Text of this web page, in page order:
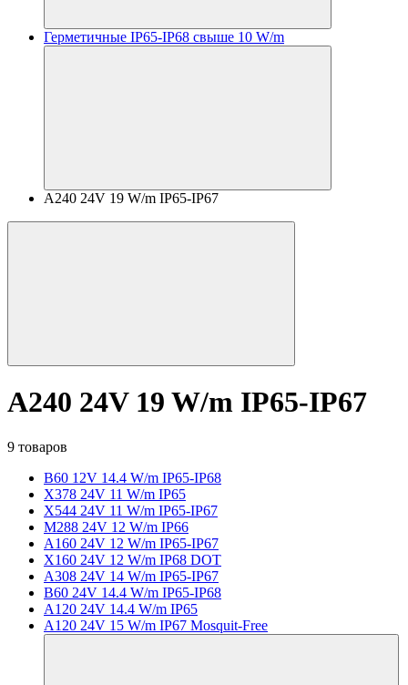
Герметичные IP65-IP68 свыше 10 W/m
A240 24V 19 W/m IP65-IP67
A240 24V 19 W/m IP65-IP67
9 товаров
B60 12V 14.4 W/m IP65-IP68
X378 24V 11 W/m IP65
X544 24V 11 W/m IP65-IP67
M288 24V 12 W/m IP66
A160 24V 12 W/m IP65-IP67
X160 24V 12 W/m IP68 DOT
A308 24V 14 W/m IP65-IP67
B60 24V 14.4 W/m IP65-IP68
A120 24V 14.4 W/m IP65
A120 24V 15 W/m IP67 Mosquit-Free